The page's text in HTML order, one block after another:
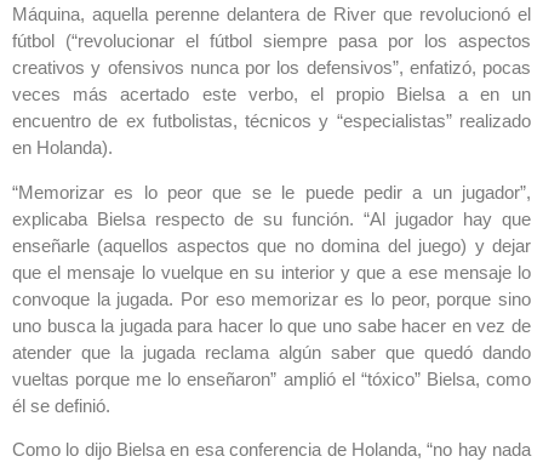
Máquina, aquella perenne delantera de River que revolucionó el
fútbol (“revolucionar el fútbol siempre pasa por los aspectos
creativos y ofensivos nunca por los defensivos”, enfatizó, pocas
veces más acertado este verbo, el propio Bielsa a en un
encuentro de ex futbolistas, técnicos y “especialistas” realizado
en Holanda).
“Memorizar es lo peor que se le puede pedir a un jugador”,
explicaba Bielsa respecto de su función. “Al jugador hay que
enseñarle (aquellos aspectos que no domina del juego) y dejar
que el mensaje lo vuelque en su interior y que a ese mensaje lo
convoque la jugada. Por eso memorizar es lo peor, porque sino
uno busca la jugada para hacer lo que uno sabe hacer en vez de
atender que la jugada reclama algún saber que quedó dando
vueltas porque me lo enseñaron” amplió el “tóxico” Bielsa, como
él se definió.
Como lo dijo Bielsa en esa conferencia de Holanda, “no hay nada